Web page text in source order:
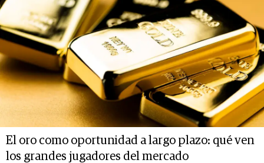
El oro como oportunidad a largo plazo: qué ven
los grandes jugadores del mercado